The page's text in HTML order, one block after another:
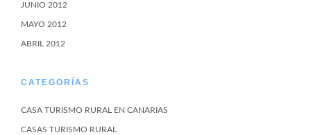
JUNIO 2012
MAYO 2012
ABRIL 2012
CATEGORÍAS
CASA TURISMO RURAL EN CANARIAS
CASAS TURISMO RURAL